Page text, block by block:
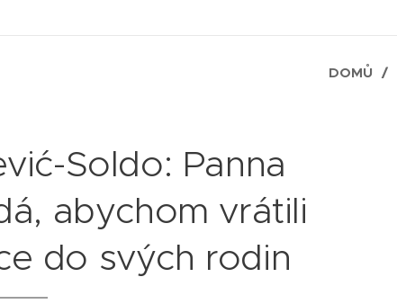
DOMŮ
Soldo: Panna
abychom vrátili
do svých rodin